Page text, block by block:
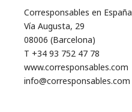
Corresponsables en España
Vía Augusta, 29
08006 (Barcelona)
T +34 93 752 47 78
www.corresponsables.com
info@corresponsables.com